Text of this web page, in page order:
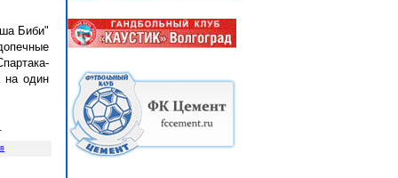
Биби"
на один